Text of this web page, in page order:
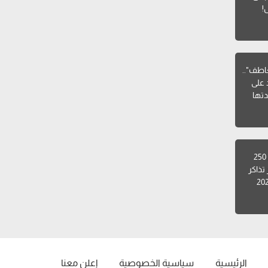
على
تصل إلى أكثر من 250
الرئيسية سياسية الخصوصية إعلن معنا